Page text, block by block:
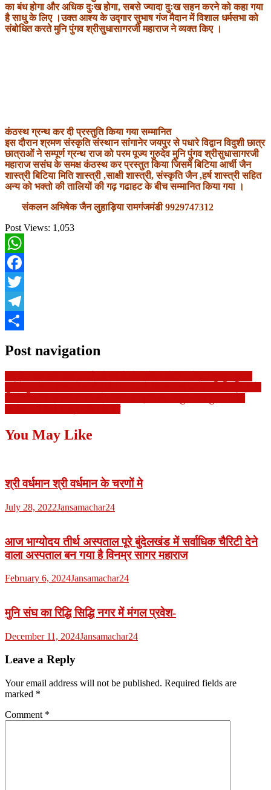
का बंध होगा और अधिक दुःख होगा, सबसे ज्यादा दुःख सहन करने को कहा गया
है साधु के लिए ।उक्त आश्य के उद्गार सुभाष गंज मैदान में विशाल धर्मसभा को
संबोधित करते मुनि पुंगव श्रीसुधासागरजी महाराज ने व्यक्त किए ।
कंठस्थ ग्रन्थ कर दी प्रस्तुति किया गया सम्मानित
इस दौरान श्रमण संस्कृति संस्थान सांगानेर जयपुर से पधारे विद्वान विदुशी छात्र
छात्राओं ने सम्पूर्ण ग्रन्थ राज को परम पूज्य गुरुदेव मुनि पुंगव श्रीसुधासागरजी
महाराज ससंघ के समक्ष कंठस्थ कर प्रस्तुत किया जिसमें बिटिया आर्ची जैन
शास्त्री बिटिया मिति शास्त्री ,साक्षी शास्त्री, संस्कृति जैन ,हर्ष शास्त्री सहित
अन्य को भक्तो की तालियों की गढ़ गढाहट के बीच सम्मानित किया गया ।
संकलन अभिषेक जैन लुहाड़िया रामगंजमंडी 9929747312
Post Views: 1,053
WhatsApp
Facebook
Twitter
Telegram
Post navigation
You May Like
श्री वर्धमान श्री वर्धमान के चरणों मे
July 28, 2022Jansamachar24
आज भाग्योदय तीर्थ अस्पताल पूरे बुंदेलखंड में सर्वाधिक चैरिटी देने
वाला अस्पताल बन गया है विनम्र सागर महाराज
February 6, 2024Jansamachar24
मुनि संघ का रिद्धि सिद्धि नगर में मंगल प्रवेश-
December 11, 2024Jansamachar24
Leave a Reply
Your email address will not be published. Required fields are
marked *
Comment *